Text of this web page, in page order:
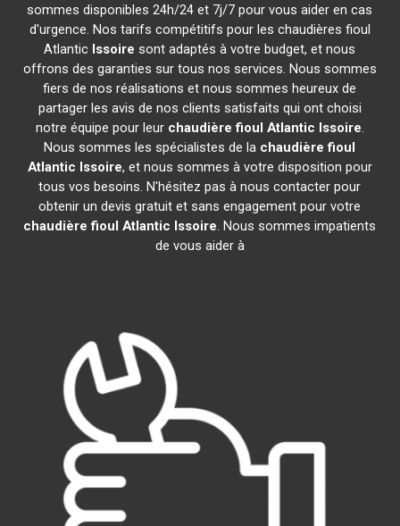
sommes disponibles 24h/24 et 7j/7 pour vous aider en cas
d'urgence. Nos tarifs compétitifs pour les chaudières fioul
Atlantic Issoire sont adaptés à votre budget, et nous
offrons des garanties sur tous nos services. Nous sommes
fiers de nos réalisations et nous sommes heureux de
partager les avis de nos clients satisfaits qui ont choisi
notre équipe pour leur chaudière fioul Atlantic Issoire.
Nous sommes les spécialistes de la chaudière fioul
Atlantic Issoire, et nous sommes à votre disposition pour
tous vos besoins. N'hésitez pas à nous contacter pour
obtenir un devis gratuit et sans engagement pour votre
chaudière fioul Atlantic Issoire. Nous sommes impatients
de vous aider à